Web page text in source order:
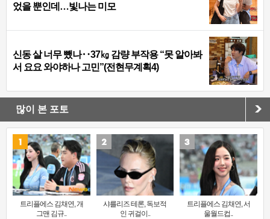
었을 뿐인데…빛나는 미모
신동 살 너무 뺐나‥37㎏ 감량 부작용 “못 알아봐
서 요요 와야하나 고민”(전현무계획4)
많이 본 포토
트리플에스 김채연, 개
그맨 김규..
샤를리즈 테론, 독보적
인 귀걸이..
트리플에스 김채연, 서
울월드컵..